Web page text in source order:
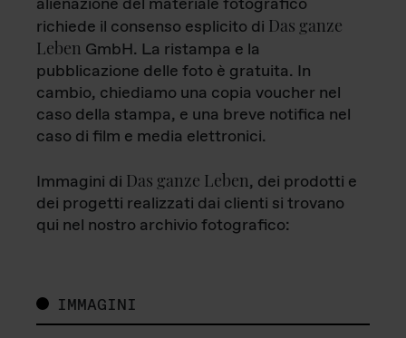
richiede il consenso esplicito di Das ganze
Leben GmbH. La ristampa e la
pubblicazione delle foto è gratuita. In
cambio, chiediamo una copia voucher nel
caso della stampa, e una breve notifica nel
caso di film e media elettronici.
Immagini di Das ganze Leben, dei prodotti e
dei progetti realizzati dai clienti si trovano
qui nel nostro archivio fotografico:
IMMAGINI